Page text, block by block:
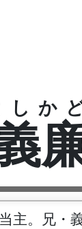
しか
主。兄・